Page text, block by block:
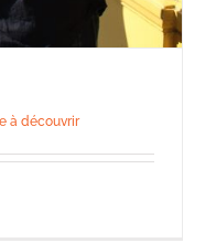
à découvrir